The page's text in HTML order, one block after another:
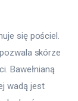
się pościel.
skórze
Bawełnianą
wadą jest